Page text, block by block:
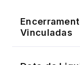
Vinculadas